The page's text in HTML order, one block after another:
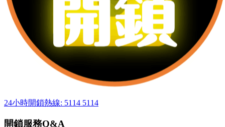
24小時開鎖熱線: 5114 5114
開鎖服務Q&A